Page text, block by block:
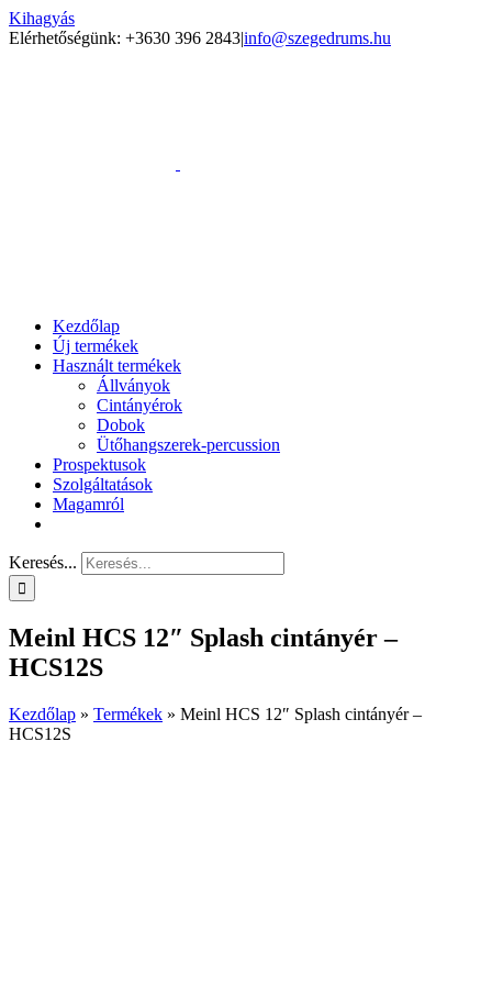
Kihagyás
Elérhetőségünk: +3630 396 2843|info@szegedrums.hu
Kezdőlap
Új termékek
Használt termékek
Állványok
Cintányérok
Dobok
Ütőhangszerek-percussion
Prospektusok
Szolgáltatások
Magamról
Keresés...
Meinl HCS 12″ Splash cintányér –
HCS12S
Kezdőlap » Termékek » Meinl HCS 12″ Splash cintányér –
HCS12S